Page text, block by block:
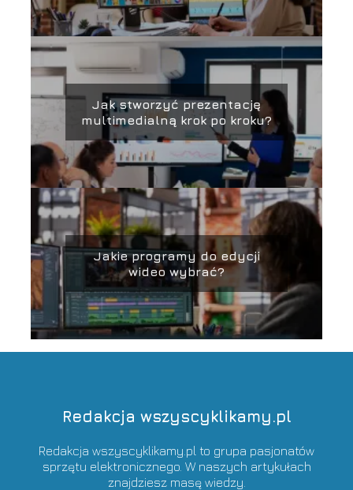
Jak stworzyć prezentację
multimedialną krok po kroku?
Jakie programy do edycji
wideo wybrać?
Redakcja wszyscyklikamy.pl
Redakcja wszyscyklikamy.pl to grupa pasjonatów
sprzętu elektronicznego. W naszych artykułach
znajdziesz masę wiedzy.